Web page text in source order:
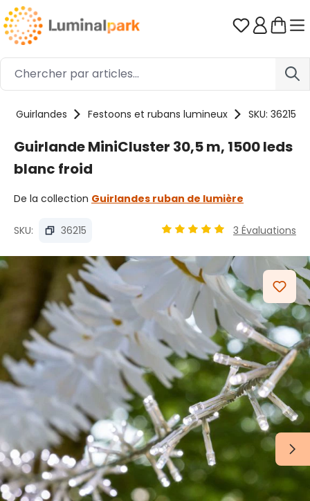
Passer au contenu principal Vous avez
Guirlandes Festoons et rubans lumineux SKU: 36215
Guirlande MiniCluster 30,5 m, 1500 leds
blanc froid
De la collection Guirlandes ruban de lumière
SKU: 36215 3 Évaluations
Ignorer la galerie d'images